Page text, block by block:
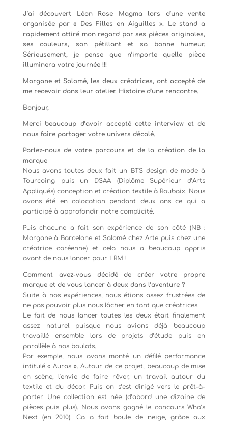
J’ai découvert Léon Rose Magma lors d’une vente
organisée par « Des Filles en Aiguilles ». Le stand a
rapidement attiré mon regard par ses pièces originales,
ses couleurs, son pétillant et sa bonne humeur.
Sérieusement, je pense que n’importe quelle pièce
illuminera votre journée !!!
Morgane et Salomé, les deux créatrices, ont accepté de
me recevoir dans leur atelier. Histoire d’une rencontre.
Bonjour,
Merci beaucoup d’avoir accepté cette interview et de
nous faire partager votre univers décalé.
Parlez-nous de votre parcours et de la création de la
marque
Nous avons toutes deux fait un BTS design de mode à
Tourcoing puis un DSAA (Diplôme Supérieur d’Arts
Appliqués) conception et création textile à Roubaix. Nous
avons été en colocation pendant deux ans ce qui a
participé à approfondir notre complicité.
Puis chacune a fait son expérience de son côté (NB :
Morgane à Barcelone et Salomé chez Arte puis chez une
créatrice coréenne) et cela nous a beaucoup appris
avant de nous lancer pour LRM !
Comment avez-vous décidé de créer votre propre
marque et de vous lancer à deux dans l’aventure ?
Suite à nos expériences, nous étions assez frustrées de
ne pas pouvoir plus nous lâcher en tant que créatrices.
Le fait de nous lancer toutes les deux était finalement
assez naturel puisque nous avions déjà beaucoup
travaillé ensemble lors de projets d’étude puis en
parallèle à nos boulots.
Par exemple, nous avons monté un défilé performance
intitulé « Auras ». Autour de ce projet, beaucoup de mise
en scène, l’envie de faire rêver, un travail autour du
textile et du décor. Puis on s’est dirigé vers le prêt-à-
porter. Une collection est née (d’abord une dizaine de
pièces puis plus). Nous avons gagné le concours Who’s
Next (en 2010). Ca a fait boule de neige, grâce aux